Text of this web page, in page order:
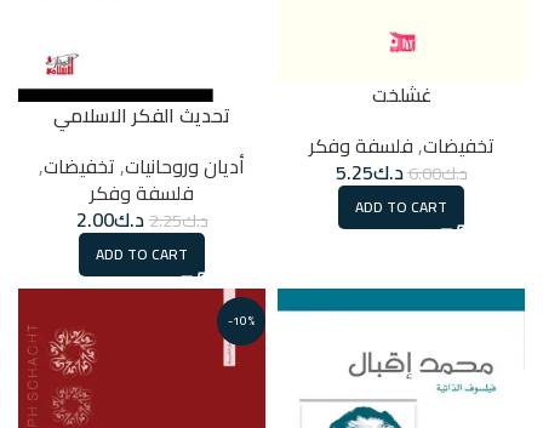
غشلخت
تخفيضات,فلسفة وفكر
د.ك6.00د.ك5.25
ADD TO CART
تحديث الفكر الاسلامي
أديان وروحانيات,تخفيضات,
فلسفة وفكر
د.ك2.25د.ك2.00
ADD TO CART
-10%